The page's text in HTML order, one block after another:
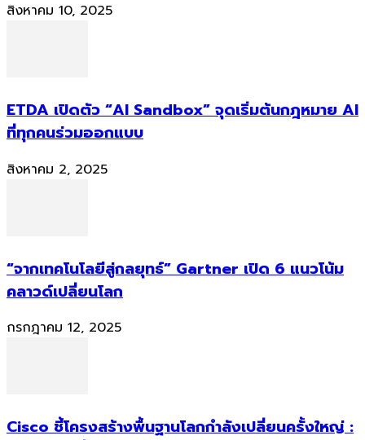
สิงหาคม 10, 2025
ETDA เปิดตัว “AI Sandbox” จุดเริ่มต้นกฎหมาย AI
ที่ทุกคนร่วมออกแบบ
สิงหาคม 2, 2025
“จากเทคโนโลยีสู่กลยุทธ์” Gartner เปิด 6 แนวโน้ม
คลาวด์เปลี่ยนโลก
กรกฎาคม 12, 2025
Cisco ชี้โครงสร้างพื้นฐานโลกกำลังเปลี่ยนครั้งใหญ่ :